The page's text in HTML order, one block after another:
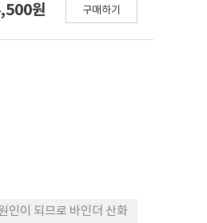
는 것으로 판단되었다.
원 구매하기
인이 되므로 바인더 산화